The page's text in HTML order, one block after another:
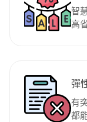
智
高
彈
有
都